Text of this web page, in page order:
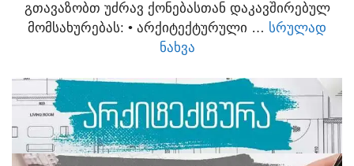
ᲒᲗᲐᲕᲐᲖᲝᲑᲗ ᲣᲫᲠᲐᲕ ᲥᲝᲜᲔᲑᲐᲡᲗᲐᲜ ᲓᲐᲙᲐᲕᲨᲘᲠᲔᲑᲣᲚ
ᲛᲝᲛᲡᲐᲮᲣᲠᲔᲑᲐᲡ:​ • ᲐᲠᲥᲘᲢᲔᲥᲢᲣᲠᲣᲚᲘ … ᲡᲠᲣᲚᲐᲓ
ᲜᲐᲮᲕᲐ